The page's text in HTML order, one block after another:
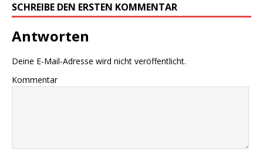
SCHREIBE DEN ERSTEN KOMMENTAR
Antworten
Deine E-Mail-Adresse wird nicht veröffentlicht.
Kommentar